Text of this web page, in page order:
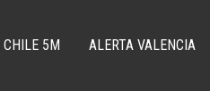
CHILE 5M ALERTA VALENCIA